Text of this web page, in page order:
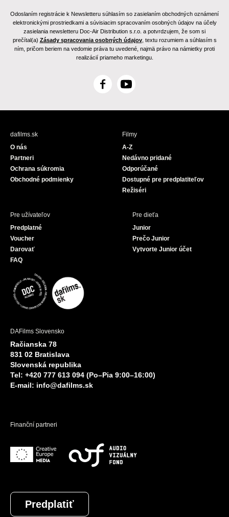
Odoslaním registrácie k Newsletteru súhlasím so zasielaním obchodných oznámení
elektronickými prostriedkami a súvisiacim spracovaním osobných údajov na účely
zasielania newsletteru Doc-Air Distribution s.r.o. a potvrdzujem, že som si
prečítal(a) Zásady spracovania osobných údajov, textu rozumiem a súhlasím s
ním, pričom beriem na vedomie práva tu uvedené, najmä právo na námietky proti
realizácií priameho marketingu.
F
c
Y
u
e
dafilms.sk
O nás
Partneri
Ochrana súkromia
Obchodné podmienky
Filmy
A-Z
Nedávno pridané
Odporúčané
Dostupné pre predplatiteľov
Režiséri
Pre užívateľov
Predplatné
Voucher
Darovať
FAQ
Pre dieťa
Junior
Prečo Junior
Vytvorte Junior účet
DAFilms Slovensko
Račianska 78
831 02 Bratislava
Slovenská republika
Tel: +420 777 613 094 (Po–Pia 9:00–16:00)
E-mail: info@dafilms.sk
Finanční partneri
Predplatiť